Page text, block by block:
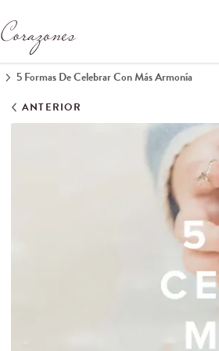
5 Formas De Celebrar Con Más Armonía
ANTERIOR